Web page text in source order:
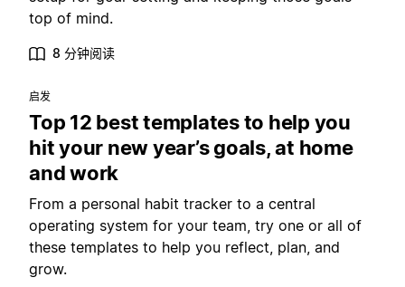
top of mind.
8 分钟阅读
启发
Top 12 best templates to help you
hit your new year’s goals, at home
and work
From a personal habit tracker to a central
operating system for your team, try one or all of
these templates to help you reflect, plan, and
grow.